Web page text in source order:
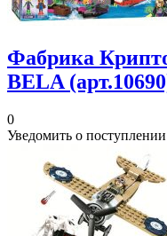
Фабрика
BELA
0
Уведомить о поступлении